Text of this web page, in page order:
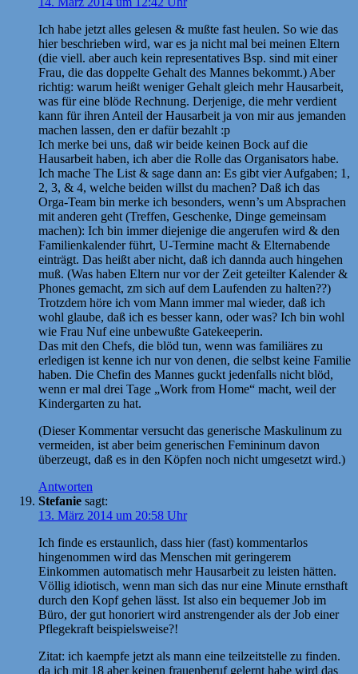
Ich habe jetzt alles gelesen & mußte fast heulen. So wie das
hier beschrieben wird, war es ja nicht mal bei meinen Eltern
(die viell. aber auch kein representatives Bsp. sind mit einer
Frau, die das doppelte Gehalt des Mannes bekommt.) Aber
richtig: warum heißt weniger Gehalt gleich mehr Hausarbeit,
was für eine blöde Rechnung. Derjenige, die mehr verdient
kann für ihren Anteil der Hausarbeit ja von mir aus jemanden
machen lassen, den er dafür bezahlt :p
Ich merke bei uns, daß wir beide keinen Bock auf die
Hausarbeit haben, ich aber die Rolle das Organisators habe.
Ich mache The List & sage dann an: Es gibt vier Aufgaben; 1,
2, 3, & 4, welche beiden willst du machen? Daß ich das
Orga-Team bin merke ich besonders, wenn’s um Absprachen
mit anderen geht (Treffen, Geschenke, Dinge gemeinsam
machen): Ich bin immer diejenige die angerufen wird & den
Familienkalender führt, U-Termine macht & Elternabende
einträgt. Das heißt aber nicht, daß ich dannda auch hingehen
muß. (Was haben Eltern nur vor der Zeit geteilter Kalender &
Phones gemacht, zm sich auf dem Laufenden zu halten??)
Trotzdem höre ich vom Mann immer mal wieder, daß ich
wohl glaube, daß ich es besser kann, oder was? Ich bin wohl
wie Frau Nuf eine unbewußte Gatekeeperin.
Das mit den Chefs, die blöd tun, wenn was familiäres zu
erledigen ist kenne ich nur von denen, die selbst keine Familie
haben. Die Chefin des Mannes guckt jedenfalls nicht blöd,
wenn er mal drei Tage „Work from Home“ macht, weil der
Kindergarten zu hat.
(Dieser Kommentar versucht das generische Maskulinum zu
vermeiden, ist aber beim generischen Femininum davon
überzeugt, daß es in den Köpfen noch nicht umgesetzt wird.)
Antworten
Stefanie sagt:
13. März 2014 um 20:58 Uhr
Ich finde es erstaunlich, dass hier (fast) kommentarlos
hingenommen wird das Menschen mit geringerem
Einkommen automatisch mehr Hausarbeit zu leisten hätten.
Völlig idiotisch, wenn man sich das nur eine Minute ernsthaft
durch den Kopf gehen lässt. Ist also ein bequemer Job im
Büro, der gut honoriert wird anstrengender als der Job einer
Pflegekraft beispielsweise?!
Zitat: ich kaempfe jetzt als mann eine teilzeitstelle zu finden.
da ich mit 18 aber keinen frauenberuf gelernt habe wird das